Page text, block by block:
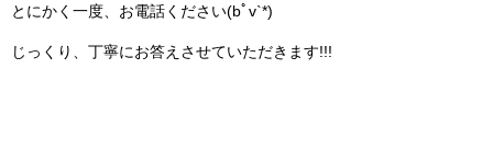
とにかく一度、お電話ください(bﾟv`*)
じっくり、丁寧にお答えさせていただきます!!!